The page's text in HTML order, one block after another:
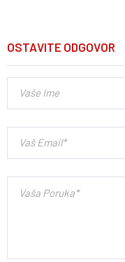
OSTAVITE ODGOVOR